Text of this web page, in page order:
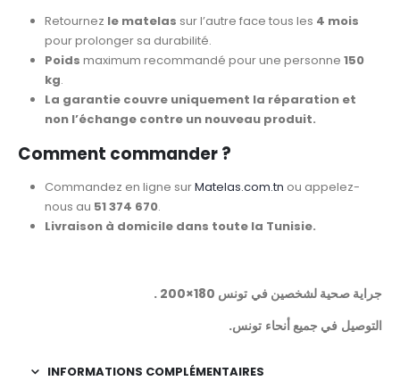
Retournez le matelas sur l’autre face tous les 4 mois
pour prolonger sa durabilité.
Poids maximum recommandé pour une personne 150
kg.
La garantie couvre uniquement la réparation et
non l’échange contre un nouveau produit.
Comment commander ?
Commandez en ligne surMatelas.com.tn ou appelez-
nous au 51 374 670.
Livraison à domicile dans toute la Tunisie.
. 200×180 جراية صحية لشخصين في تونس
.التوصيل في جميع أنحاء تونس
INFORMATIONS COMPLÉMENTAIRES